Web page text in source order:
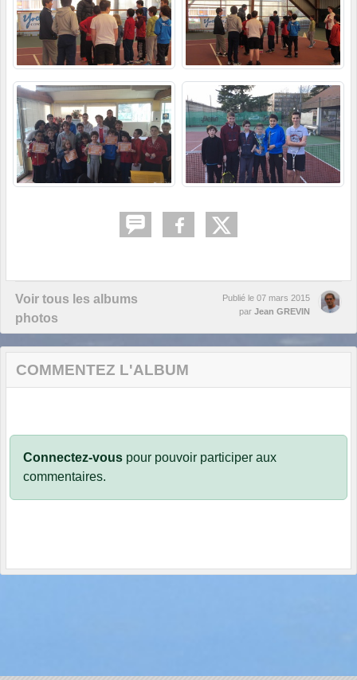
Voir tous les albums
photos
Publié le 07 mars 2015
par Jean GREVIN
COMMENTEZ L'ALBUM
Connectez-vous pour pouvoir participer aux
commentaires.